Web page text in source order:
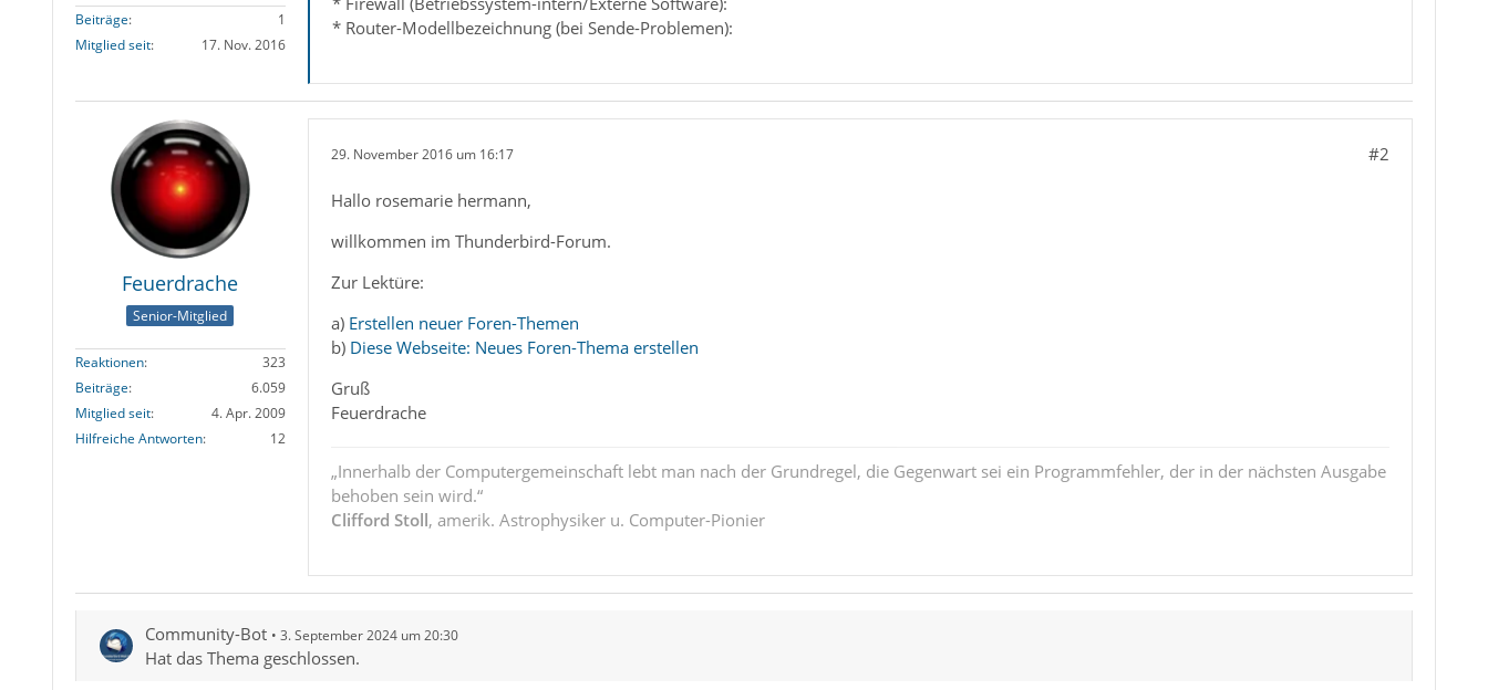
Beiträge
1
Mitglied seit
17. Nov. 2016
* Router-Modellbezeichnung (bei Sende-Problemen):
Feuerdrache
Senior-Mitglied
Reaktionen
323
Beiträge
6.059
Mitglied seit
4. Apr. 2009
Hilfreiche Antworten
12
29. November 2016 um 16:17 #2
Hallo rosemarie hermann,
willkommen im Thunderbird-Forum.
Zur Lektüre:
a) Erstellen neuer Foren-Themen
b) Diese Webseite: Neues Foren-Thema erstellen
Gruß
Feuerdrache
„Innerhalb der Computergemeinschaft lebt man nach der Grundregel, die Gegenwart sei ein Programmfehler, der in der nächsten Ausgabe
behoben sein wird.“
Clifford Stoll, amerik. Astrophysiker u. Computer-Pionier
Community-Bot 3. September 2024 um 20:30
Hat das Thema geschlossen.